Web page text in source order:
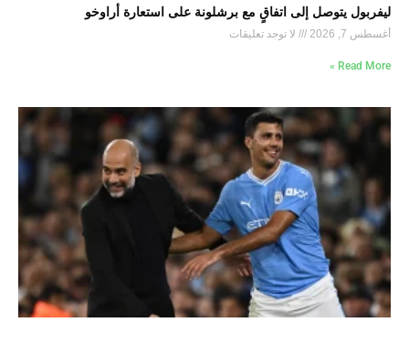
ليفربول يتوصل إلى اتفاقٍ مع برشلونة على استعارة أراوخو
أغسطس 7, 2026 لا توجد تعليقات
Read More »